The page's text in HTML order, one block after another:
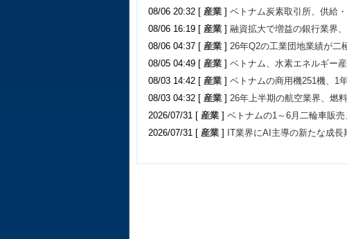
08/06 20:32 [ 産業 ] ベトナム炭素取引所、供給
08/06 16:19 [ 産業 ] 融資拡大で増益の銀行業界
08/06 04:37 [ 産業 ] 26年Q2の工業団地業績が二
08/05 04:49 [ 産業 ] ベトナム、水素エネルギー
08/03 14:42 [ 産業 ] ベトナムの商用機251機、1
08/03 04:32 [ 産業 ] 26年上半期の航空業界、燃
2026/07/31 [ 産業 ] ベトナムの1～6月二輪車販
2026/07/31 [ 産業 ] IT業界にAI主導の新たな成